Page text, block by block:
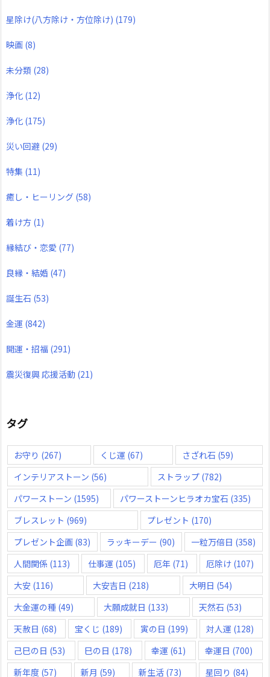
星除け(八方除け・方位除け) (179)
映画 (8)
未分類 (28)
浄化 (12)
浄化 (175)
災い回避 (29)
特集 (11)
癒し・ヒーリング (58)
着け方 (1)
縁結び・恋愛 (77)
良縁・結婚 (47)
誕生石 (53)
金運 (842)
開運・招福 (291)
震災復興 応援活動 (21)
タグ
お守り (267) くじ運 (67) さざれ石 (59)
インテリアストーン (56) ストラップ(782)
パワーストーン (1595) パワーストーンヒラオカ宝石 (335)
ブレスレット (969) プレゼント (170)
プレゼント企画 (83) ラッキーデー (90) 一粒万倍日 (358)
人間関係 (113) 仕事運 (105) 厄年 (71) 厄除け (107)
大安 (116) 大安吉日 (218) 大明日 (54)
大金運の種 (49) 大願成就日 (133) 天然石 (53)
天赦日 (68) 宝くじ (189) 寅の日 (199) 対人運 (128)
己巳の日 (53) 巳の日 (178) 幸運 (61) 幸運日 (700)
新年度 (57) 新月 (59) 新生活 (73) 星回り (84)